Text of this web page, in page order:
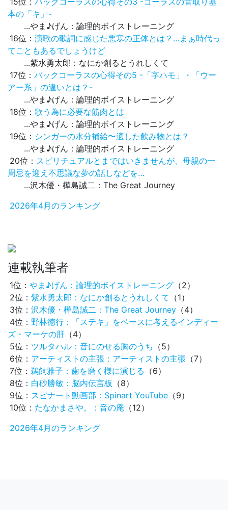
本の「キ」-
...やま♪げん：論理的ボイストレーニング
16位： 演歌の歌詞に感じた悪寒の正体とは？…まぁ時代っ
てこともあるでしょうけど
...紫水勇太郎：なにか創るとうれしくて
17位： バックコーラスの心得その5 -「字ハモ」・「ウー
アー系」の違いとは？-
...やま♪げん：論理的ボイストレーニング
18位： 歌う為に必要な筋肉とは
...やま♪げん：論理的ボイストレーニング
19位： シンガーの水分補給〜適した飲み物とは？
...やま♪げん：論理的ボイストレーニング
20位： スピリチュアルとまではいきませんが、母親の一
周忌を迎え不思議な夢の話しなどを…
...沢木優・樺島誠二：The Great Journey
2026年4月のランキング
連載執筆者
1位： やま♪げん：論理的ボイストレーニング （2）
2位： 紫水勇太郎：なにか創るとうれしくて （1）
3位： 沢木優・樺島誠二：The Great Journey （4）
4位： 野林徳行：「ステキ」をベースに考えるインディー
ズ・マーケの肝 （4）
5位： ツルタハル：音にのせる胸のうち （5）
6位： アーティストの主張：アーティストの主張 （7）
7位： 鵜飼雅子：歯を磨く様に演じる （6）
8位： 白砂勝敏：脳内伝言板 （8）
9位： スピナート動画部：Spinart YouTube （9）
10位： たなかまさや。：音の庵 （12）
2026年4月のランキング